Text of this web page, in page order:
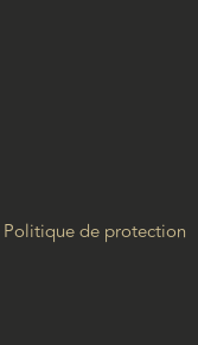
Politique de protection